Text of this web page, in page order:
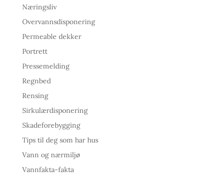
Næringsliv
Overvannsdisponering
Permeable dekker
Portrett
Pressemelding
Regnbed
Rensing
Sirkulærdisponering
Skadeforebygging
Tips til deg som har hus
Vann og nærmiljø
Vannfakta-fakta